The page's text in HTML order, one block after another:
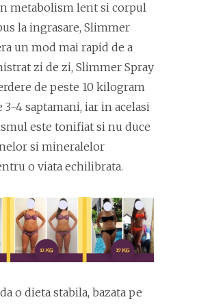
metabolism lent si corpul
la ingrasare, Slimmer
un mod mai rapid de a
zi de zi, Slimmer Spray
de peste 10 kilogram
3-4 saptamani, iar in acelasi
este tonifiat si nu duce
si mineralelor
o viata echilibrata.
o dieta stabila, bazata pe